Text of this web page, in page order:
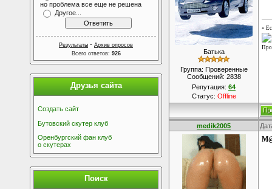
но проблема все еще не решена
Другое...
Результаты - Архив опросов
Всего ответов: 926
Друзья сайта
Создать сайт
Бутовский скутер клуб
Оренбургский фан клуб
о скутерах
Поиск
Батька
Группа: Проверенные
Сообщений: 2838
Репутация: 64
Статус: Offline
«
medik2005